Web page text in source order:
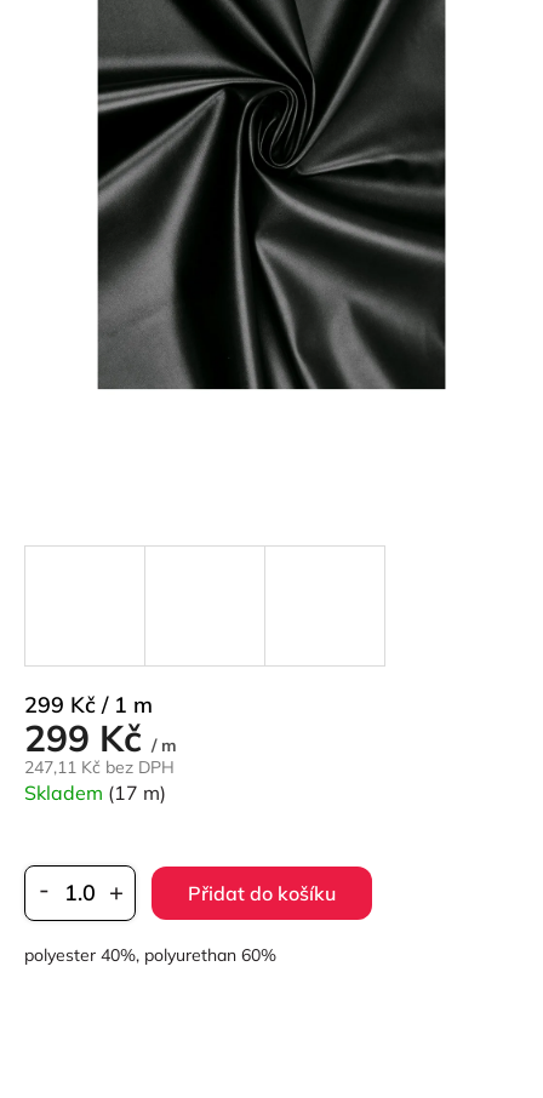
299 Kč / m
247,11 Kč bez DPH
Měrná
cena:
299 Kč / 1 m
Skladem (17 m)
Přidat do košíku
polyester 40%, polyurethan 60%